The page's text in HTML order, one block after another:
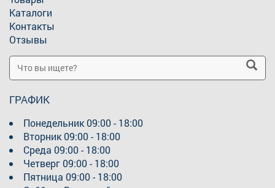
Каталоги
Контакты
Отзывы
ГРАФИК
Понедельник09:00 - 18:00
Вторник09:00 - 18:00
Среда 09:00 - 18:00
Четверг09:00 - 18:00
Пятница 09:00 - 18:00